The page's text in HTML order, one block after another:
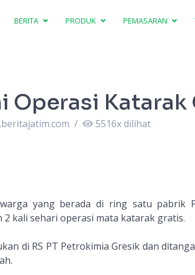
BERITA PRODUK PEMASARAN
Operasi Katarak
/ 5516x dilihat
yang berada di ring satu pabrik
2 kali sehari operasi mata katarak gratis.
di RS PT Petrokimia Gresik dan